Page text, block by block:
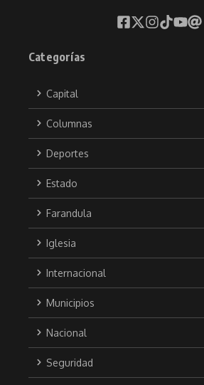
Categorías
Capital
Columnas
Deportes
Estado
Farandula
Iglesia
Internacional
Municipios
Nacional
Seguridad